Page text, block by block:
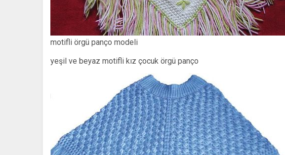
motifli örgü panço modeli
yeşil ve beyaz motifli kız çocuk örgü panço